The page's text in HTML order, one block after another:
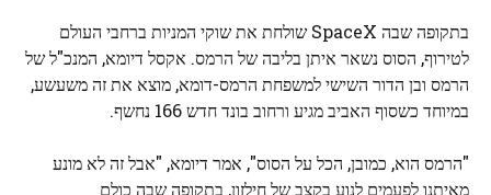
בתקופה שבה SpaceX שולחת את שוקי המניות ברחבי העולם
לטירוף, הסוס נשאר איתן בליבה של הרמס. אקסל דיומא, המנכ"ל של
הרמס ובן הדור השישי למשפחת הרמס-דומא, מוצא את זה משעשע,
במיוחד כשסוף האביב מגיע ורחוב בונד חדש 166 נחשף.
"הרמס הוא, כמובן, הכל על הסוס", אמר דיומא, "אבל זה לא מונע
מאיתנו לפעמים לנוע בקצב של חילזון, בתקופה שבה כולם